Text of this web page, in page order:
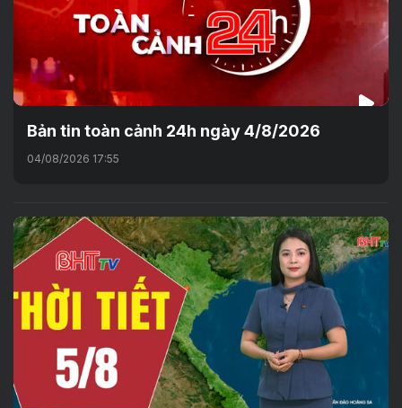
Bản tin toàn cảnh 24h ngày 4/8/2026
04/08/2026 17:55